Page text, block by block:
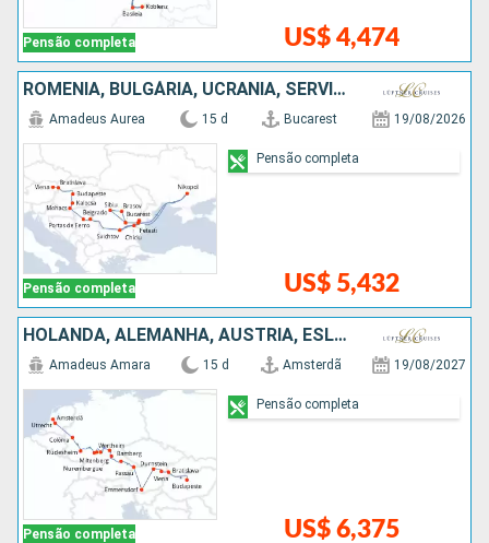
Pensão completa US$ 4,474
ROMÊNIA, BULGÁRIA, UCRÃNIA, SÉRVIA, HUNGRIA, ESLOVÁQUIA, AUSTRIA
Pensão completa
Amadeus Aurea 15 d Bucarest 19/08/2026
US$ 5,432
Pensão completa
HOLANDA, ALEMANHA, AUSTRIA, ESLOVÁQUIA, HUNGRIA
Pensão completa
Amadeus Amara 15 d Amsterdã 19/08/2027
US$ 6,375
Pensão completa